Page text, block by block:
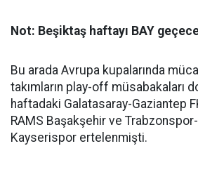
Not: Beşiktaş haftayı BAY
Bu arada Avrupa kupalarında
takımların play-off müsabakaları
haftadaki Galatasaray-Gaziantep
RAMS Başakşehir ve
Kayserispor ertelenmişti.